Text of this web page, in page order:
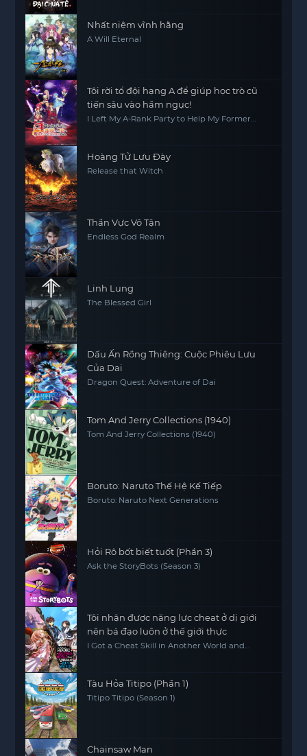
Nhất niệm vĩnh hằng
A Will Eternal
Tôi rời tổ đội hạng A để giúp học trò cũ
tiến sâu vào hầm ngục!
I Left My A-Rank Party to Help My Former
Hoàng Tử Lưu Đày
Release that Witch
Thần Vực Vô Tận
Endless God Realm
Linh Lung
The Blessed Girl
Dấu Ấn Rồng Thiêng: Cuộc Phiêu Lưu
Của Dai
Dragon Quest: Adventure of Dai
Tom And Jerry Collections (1940)
Tom And Jerry Collections (1940)
Boruto: Naruto Thế Hệ Kế Tiếp
Boruto: Naruto Next Generations
Hỏi Rô bốt biết tuốt (Phần 3)
Ask the StoryBots (Season 3)
Tôi nhận được năng lực cheat ở dị giới
nên bá đạo luôn ở thế giới thực
I Got a Cheat Skill in Another World and
Tàu Hỏa Titipo (Phần 1)
Titipo Titipo (Season 1)
Chainsaw Man